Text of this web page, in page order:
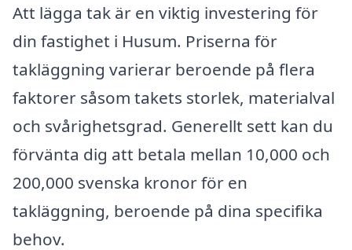
Att lägga tak är en viktig investering för
din fastighet i Husum. Priserna för
takläggning varierar beroende på flera
faktorer såsom takets storlek, materialval
och svårighetsgrad. Generellt sett kan du
förvänta dig att betala mellan 10,000 och
200,000 svenska kronor för en
takläggning, beroende på dina specifika
behov.